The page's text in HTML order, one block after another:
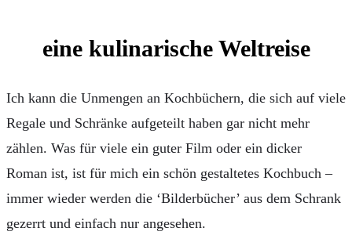
eine kulinarische Weltreise
Ich kann die Unmengen an Kochbüchern, die sich auf viele
Regale und Schränke aufgeteilt haben gar nicht mehr
zählen. Was für viele ein guter Film oder ein dicker
Roman ist, ist für mich ein schön gestaltetes Kochbuch –
immer wieder werden die ‘Bilderbücher’ aus dem Schrank
gezerrt und einfach nur angesehen.